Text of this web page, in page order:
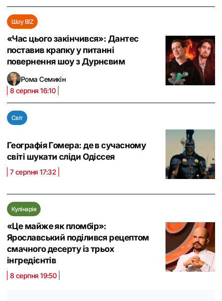
Шоу BIZ
«Час цього закінчився»: Дантес
поставив крапку у питанні
повернення шоу з Дурнєвим
Рома Семикін
8 серпня 16:10
Світ
Географія Гомера: де в сучасному
світі шукати сліди Одіссея
7 серпня 17:32
Кулінарія
«Це майже як пломбір»:
Ярославський поділився рецептом
смачного десерту із трьох
інгредієнтів
8 серпня 19:50